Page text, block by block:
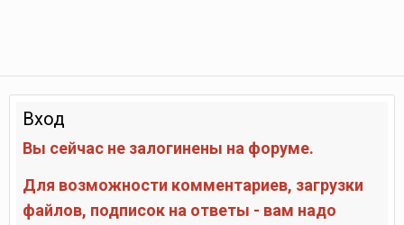
Вход
Вы сейчас не залогинены на форуме.
Для возможности комментариев, загрузки
файлов, подписок на ответы - вам надо